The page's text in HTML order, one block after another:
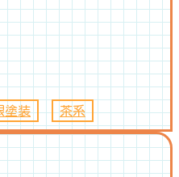
塗装 、 茶系